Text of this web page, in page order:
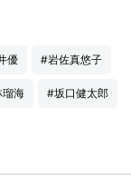
優 #岩佐真悠子
海 #坂口健太郎